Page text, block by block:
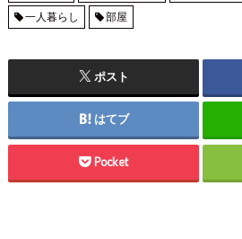
一人暮らし 部屋
ポスト
はてブ
Pocket